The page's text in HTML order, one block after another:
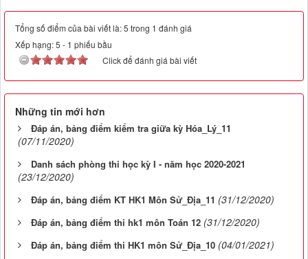
Tổng số điểm của bài viết là: 5 trong 1 đánh giá
Xếp hạng:5 - 1 phiếu bầu
Click để đánh giá bài viết
Những tin mới hơn
Đáp án, bảng điểm kiểm tra giữa kỳ Hóa_Lý_11
(07/11/2020)
Danh sách phòng thi học kỳ I - năm học 2020-2021
(23/12/2020)
Đáp án, bảng điểm KT HK1 Môn Sử_Địa_11 (31/12/2020)
Đáp án, bảng điểm thi hk1 môn Toán 12 (31/12/2020)
Đáp án, bảng điểm thi HK1 môn Sử_Địa_10 (04/01/2021)